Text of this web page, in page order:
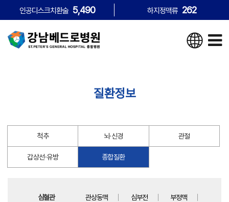
인공디스크치환술 5,490 하지정맥류 262
질환정보
척추 뇌·신경 관절
갑상선·유방 종합질환
심혈관 관상동맥 심부전 부정맥